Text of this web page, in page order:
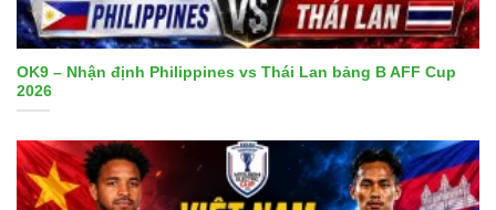
OK9 – Nhận định Philippines vs Thái Lan bảng B AFF Cup
2026